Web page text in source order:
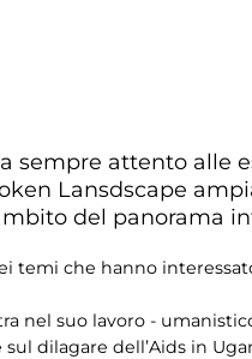
sempre attento
Lansdscape
del panorama
che hanno
nel suo lavoro -
dilagare dell’Aids in